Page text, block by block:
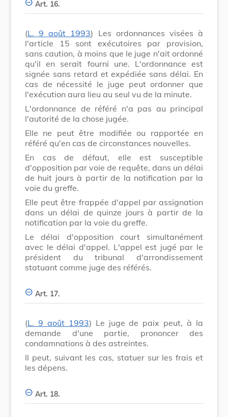
Art. 16.
(L. 9 août 1993) Les ordonnances visées à
l'article 15 sont exécutoires par provision,
sans caution, à moins que le juge n'ait ordonné
qu'il en serait fourni une. L'ordonnance est
signée sans retard et expédiée sans délai. En
cas de nécessité le juge peut ordonner que
l'exécution aura lieu au seul vu de la minute.
L'ordonnance de référé n'a pas au principal
l'autorité de la chose jugée.
Elle ne peut être modifiée ou rapportée en
référé qu'en cas de circonstances nouvelles.
En cas de défaut, elle est susceptible
d'opposition par voie de requête, dans un délai
de huit jours à partir de la notification par la
voie du greffe.
Elle peut être frappée d'appel par assignation
dans un délai de quinze jours à partir de la
notification par la voie du greffe.
Le délai d'opposition court simultanément
avec le délai d'appel. L'appel est jugé par le
président du tribunal d'arrondissement
statuant comme juge des référés.
Art. 17.
(L. 9 août 1993) Le juge de paix peut, à la
demande d'une partie, prononcer des
condamnations à des astreintes.
Il peut, suivant les cas, statuer sur les frais et
les dépens.
Art. 18.